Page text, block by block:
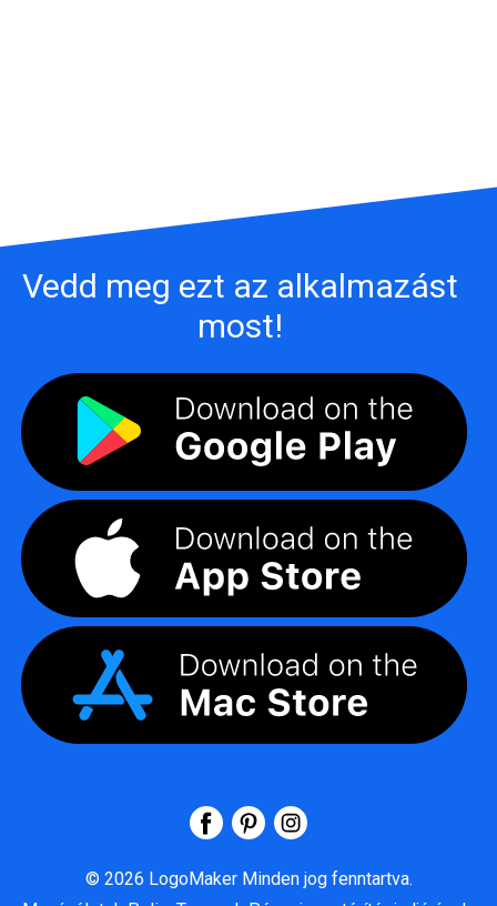
Vedd meg ezt az alkalmazást
most!
© 2026 LogoMaker Minden jog fenntartva.